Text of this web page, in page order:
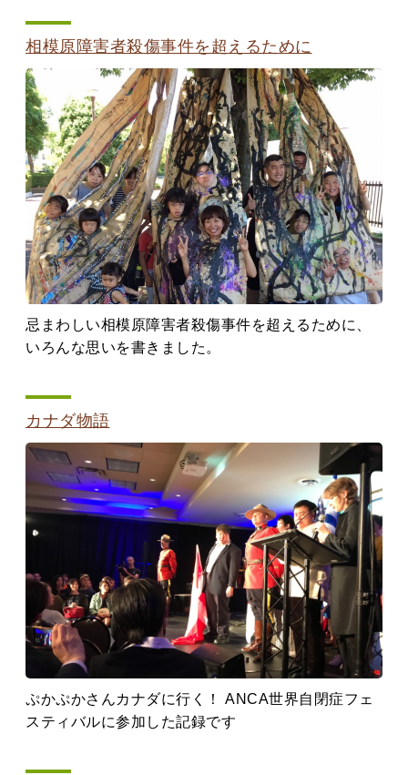
相模原障害者殺傷事件を超えるために
忌まわしい相模原障害者殺傷事件を超えるために、
いろんな思いを書きました。
カナダ物語
ぷかぷかさんカナダに行く！ ANCA世界自閉症フェ
スティバルに参加した記録です